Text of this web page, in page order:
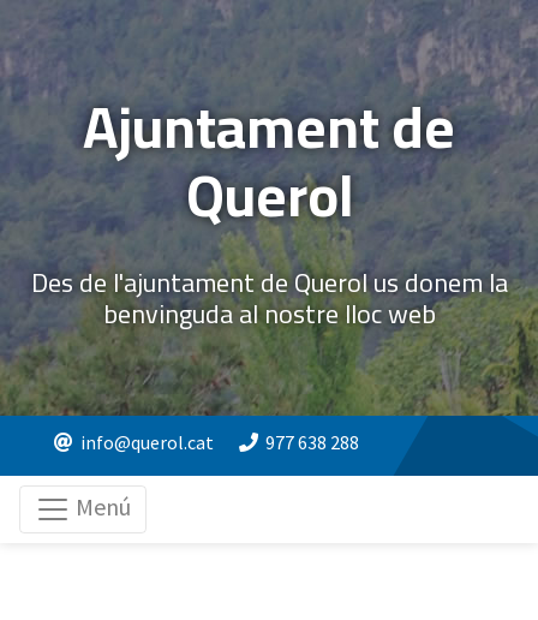
Ajuntament de
Querol
Des de l'ajuntament de Querol us donem la
benvinguda al nostre lloc web
info@querol.cat 977 638 288
Menú